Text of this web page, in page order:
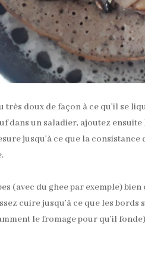
très doux de façon à ce qu’il se
dans un saladier, ajoutez
jusqu’à ce que la
(avec du ghee par exemple)
cuire jusqu’à ce que les
le fromage pour qu’il